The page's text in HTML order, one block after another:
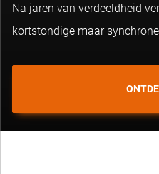
Na jaren van verdeeldheid
kortstondige maar